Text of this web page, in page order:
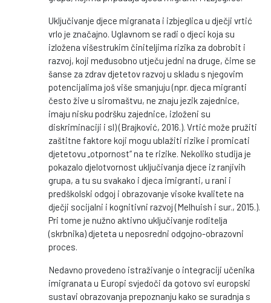
Uključivanje djece migranata i izbjeglica u dječji vrtić
vrlo je značajno. Uglavnom se radi o djeci koja su
izložena višestrukim činiteljima rizika za dobrobit i
razvoj, koji međusobno utječu jedni na druge, čime se
šanse za zdrav djetetov razvoj u skladu s njegovim
potencijalima još više smanjuju (npr. djeca migranti
često žive u siromaštvu, ne znaju jezik zajednice,
imaju nisku podršku zajednice, izloženi su
diskriminaciji i sl) (Brajković, 2016.). Vrtić može pružiti
zaštitne faktore koji mogu ublažiti rizike i promicati
djetetovu „otpornost“ na te rizike. Nekoliko studija je
pokazalo djelotvornost uključivanja djece iz ranjivih
grupa, a tu su svakako i djeca imigranti, u rani i
predškolski odgoj i obrazovanje visoke kvalitete na
dječji socijalni i kognitivni razvoj (Melhuish i sur., 2015.).
Pri tome je nužno aktivno uključivanje roditelja
(skrbnika) djeteta u neposredni odgojno-obrazovni
proces.
Nedavno provedeno istraživanje o integraciji učenika
imigranata u Europi svjedoči da gotovo svi europski
sustavi obrazovanja prepoznanju kako se suradnja s